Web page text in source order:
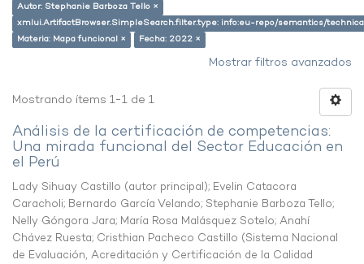
Autor: Stephanie Barboza Tello ×
xmlui.ArtifactBrowser.SimpleSearch.filter.type: info:eu-repo/semantics/
Materia: Mapa funcional ×
Fecha: 2022 ×
Mostrar filtros avanzados
Mostrando ítems 1-1 de 1
Análisis de la certificación de competencias:
Una mirada funcional del Sector Educación en
el Perú
Lady Sihuay Castillo (autor principal); Evelin Catacora
Caracholi; Bernardo García Velando; Stephanie Barboza Tello;
Nelly Góngora Jara; María Rosa Malásquez Sotelo; Anahí
Chávez Ruesta; Cristhian Pacheco Castillo (Sistema Nacional
de Evaluación, Acreditación y Certificación de la Calidad